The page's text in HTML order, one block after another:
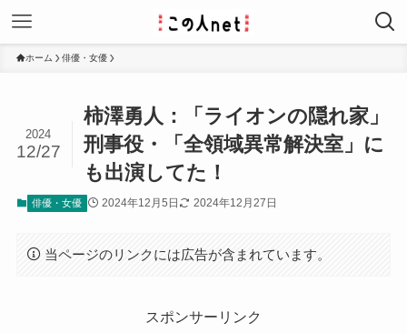
ホーム 俳優・女優
柿澤勇人：「ライオンの隠れ家」
刑事役・「全領域異常解決室」に
も出演してた！
2024
12/27
俳優・女優 2024年12月5日 2024年12月27日
当ページのリンクには広告が含まれています。
スポンサーリンク